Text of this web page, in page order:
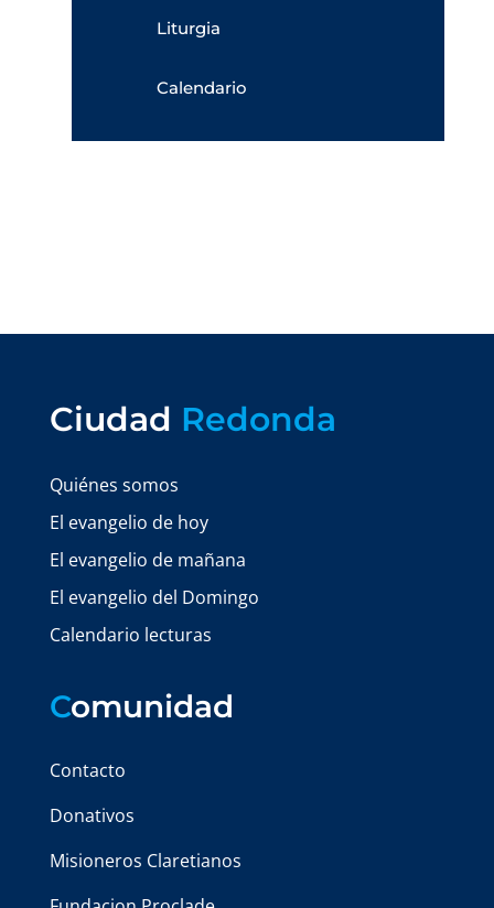
Liturgia
Calendario
Ciudad Redonda
Quiénes somos
El evangelio de hoy
El evangelio de mañana
El evangelio del Domingo
Calendario lecturas
Comunidad
Contacto
Donativos
Misioneros Claretianos